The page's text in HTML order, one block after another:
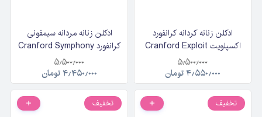
ادکلن زنانه کردانه کرانفورد
اکسپلویت Cranford Exploit
حجم 125 میلی لیتر۵٫۵۰۰٫۰۰۰
۴٫۵۵۰٫۰۰۰تومان
ادکلن زنانه مردانه سیمفونی
کرانفورد Cranford Symphony
حجم 125 میلی لیتر۵٫۵۰۰٫۰۰۰
۴٫۴۵۰٫۰۰۰تومان
تخفیف تخفیف